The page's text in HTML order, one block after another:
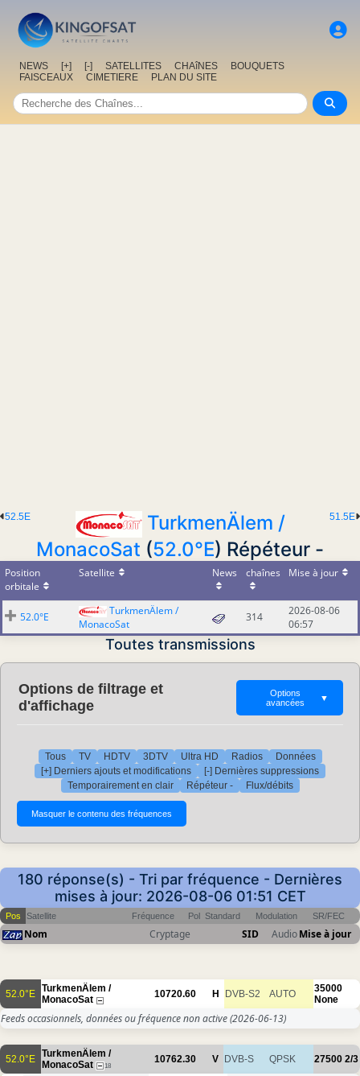
NEWS [+] [-] SATELLITES CHAîNES
BOUQUETS
FAISCEAUX
CIMETIERE PLAN DU SITE
51.5E
52.5E
TurkmenÄlem /
MonacoSat (52.0°E) Répéteur -
Position
orbitale
Satellite News chaînes Mise à jour
52.0°E
TurkmenÄlem /
MonacoSat
314
2026-08-06
06:57
Toutes transmissions
Options de filtrage et
d'affichage
Options
avancées
▼
Tous TV HDTV 3DTV Ultra HD Radios
Données
[+] Derniers ajouts et modifications
[-] Dernières suppressions
Temporairement en clair
Répéteur - Flux/débits
180 réponse(s) - Tri par fréquence - Dernières
mises à jour: 2026-08-06 01:51 CET
Pos Satellite Fréquence Pol Standard Modulation SR/FEC
Nom Cryptage SID AudioMise à jour
52.0°E TurkmenÄlem /
MonacoSat
10720.60 H DVB-S2 AUTO
35000
None
Feeds occasionnels, données ou fréquence non active(2026-06-13)
52.0°E TurkmenÄlem /
MonacoSat
18
10762.30 V DVB-S QPSK 27500 2/3